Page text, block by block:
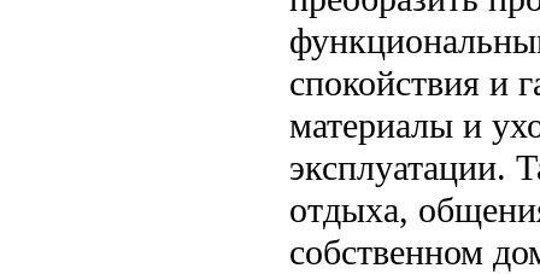
спокойствия и
материалы и
эксплуатации.
отдыха,
собственном